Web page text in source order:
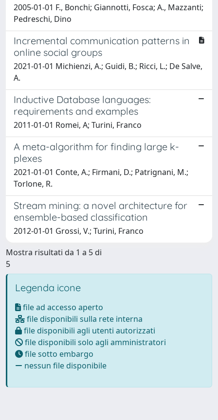
2005-01-01 F., Bonchi; Giannotti, Fosca; A., Mazzanti;
Pedreschi, Dino
Incremental communication patterns in
online social groups
2021-01-01 Michienzi, A.; Guidi, B.; Ricci, L.; De Salve,
A.
Inductive Database languages:
requirements and examples
2011-01-01 Romei, A; Turini, Franco
A meta-algorithm for finding large k-
plexes
2021-01-01 Conte, A.; Firmani, D.; Patrignani, M.;
Torlone, R.
Stream mining: a novel architecture for
ensemble-based classification
2012-01-01 Grossi, V.; Turini, Franco
Mostra risultati da 1 a 5 di
5
Legenda icone
file ad accesso aperto
file disponibili sulla rete interna
file disponibili agli utenti autorizzati
file disponibili solo agli amministratori
file sotto embargo
nessun file disponibile